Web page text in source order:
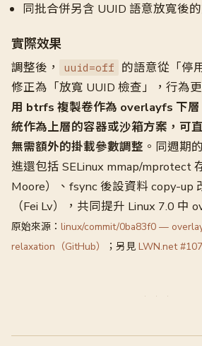
同批合併另含 UUID 語意放寬後
實際效果
調整後， uuid=off
的語意從「停
修正為「放寬 UUID 檢查」，行為
用 btrfs 複製卷作為 overlayfs 下層
統作為上層的容器或沙箱方案，可
無需額外的掛載參數調整 。同週期
進還包括 SELinux mmap/mprotect
Moore）、fsync 後設資料 copy-up
（Fei Lv），共同提升 Linux 7.0 中
原始來源： linux/commit/0ba83f0 —
relaxation（GitHub）
；另見 LWN.net